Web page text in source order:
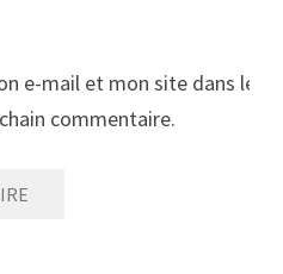
e-mail et mon site dans le
commentaire.